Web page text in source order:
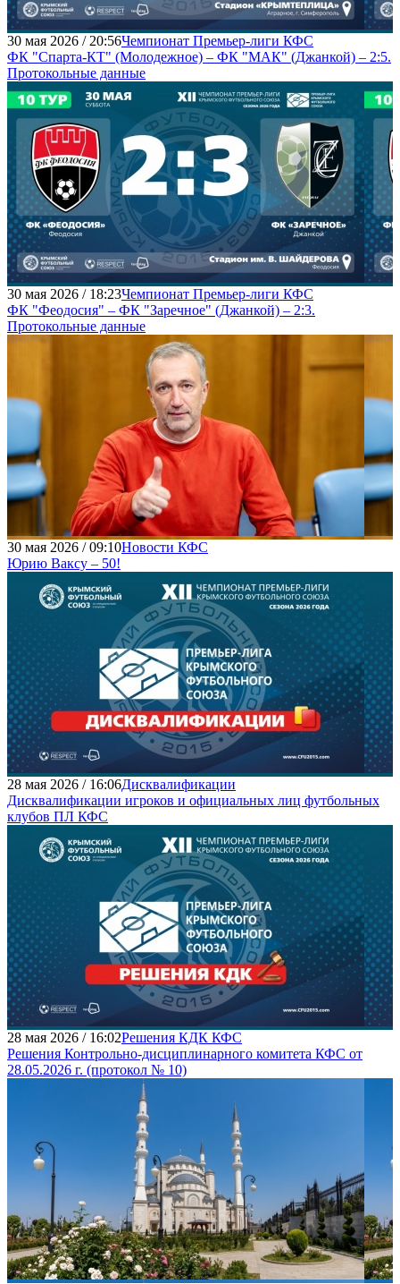
30 мая 2026 / 20:56Чемпионат Премьер-лиги КФС
ФК "Спарта-КТ" (Молодежное) – ФК "МАК" (Джанкой) – 2:5.
Протокольные данные
30 мая 2026 / 18:23Чемпионат Премьер-лиги КФС
ФК "Феодосия" – ФК "Заречное" (Джанкой) – 2:3.
Протокольные данные
30 мая 2026 / 09:10Новости КФС
Юрию Ваксу – 50!
28 мая 2026 / 16:06Дисквалификации
Дисквалификации игроков и официальных лиц футбольных
клубов ПЛ КФС
28 мая 2026 / 16:02Решения КДК КФС
Решения Контрольно-дисциплинарного комитета КФС от
28.05.2026 г. (протокол № 10)